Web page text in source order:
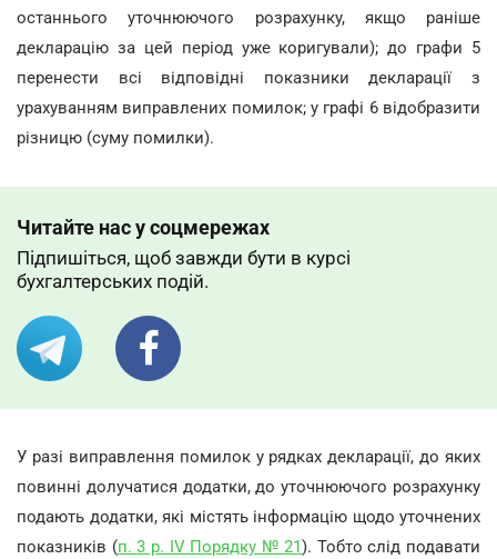
останнього уточнюючого розрахунку, якщо раніше
декларацію за цей період уже коригували); до графи 5
перенести всі відповідні показники декларації з
урахуванням виправлених помилок; у графі 6 відобразити
різницю (суму помилки).
Читайте нас у соцмережах
Підпишіться, щоб завжди бути в курсі
бухгалтерських подій.
У разі виправлення помилок у рядках декларації, до яких
повинні долучатися додатки, до уточнюючого розрахунку
подають додатки, які містять інформацію щодо уточнених
показників (п. 3 р. ІV Порядку № 21). Тобто слід подавати